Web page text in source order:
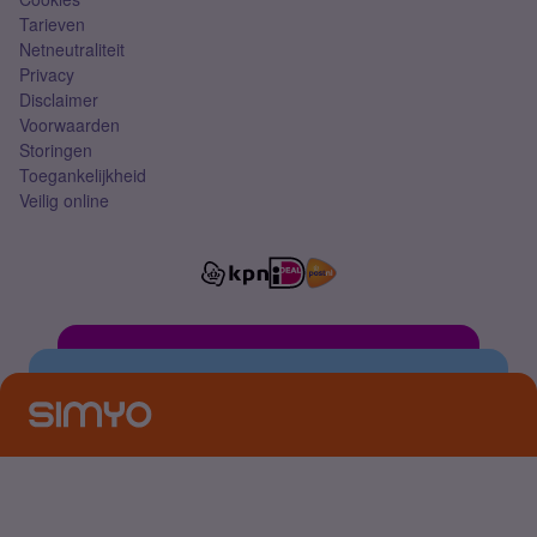
Tarieven
Netneutraliteit
Privacy
Disclaimer
Voorwaarden
Storingen
Toegankelijkheid
Veilig online